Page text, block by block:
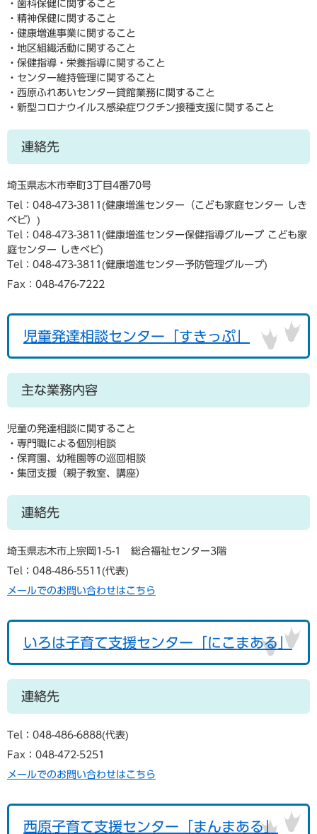
・歯科保健に関すること
・精神保健に関すること
・健康増進事業に関すること
・地区組織活動に関すること
・保健指導・栄養指導に関すること
・センター維持管理に関すること
・西原ふれあいセンター貸館業務に関すること
・新型コロナウイルス感染症ワクチン接種支援に関すること
連絡先
埼玉県志木市幸町3丁目4番70号
Tel：048-473-3811
健康増進センター（こども家庭センター しき
ベビ）
Tel：048-473-3811
健康増進センター保健指導グループ こども家
庭センター しきベビ
Tel：048-473-3811
健康増進センター予防管理グループ
Fax：048-476-7222
児童発達相談センター「すきっぷ」
主な業務内容
児童の発達相談に関すること
・専門職による個別相談
・保育園、幼稚園等の巡回相談
・集団支援（親子教室、講座）
連絡先
埼玉県志木市上宗岡1-5-1 総合福祉センター3階
Tel：048-486-5511
代表
メールでのお問い合わせはこちら
いろは子育て支援センター「にこまある」
連絡先
Tel：048-486-6888 代表
Fax：048-472-5251
メールでのお問い合わせはこちら
西原子育て支援センター「まんまある」